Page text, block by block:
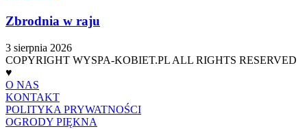
Zbrodnia w raju
3 sierpnia 2026
COPYRIGHT WYSPA-KOBIET.PL ALL RIGHTS RESERVED
♥
O NAS
KONTAKT
POLITYKA PRYWATNOŚCI
OGRODY PIĘKNA